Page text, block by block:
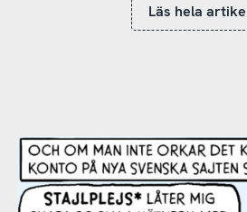
Läs hela